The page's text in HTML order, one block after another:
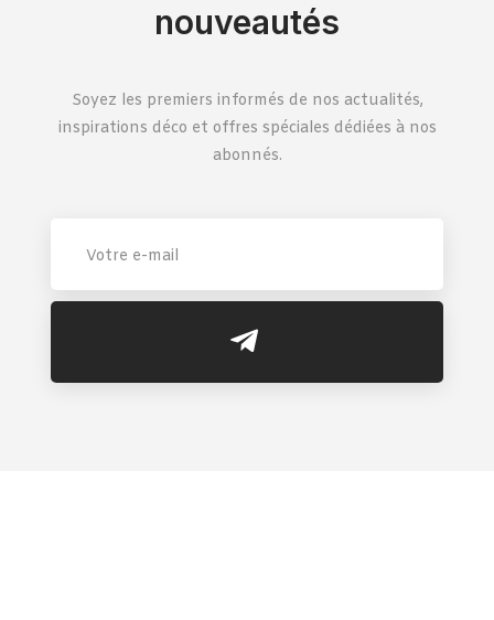
nouveautés
Soyez les premiers informés de nos actualités,
inspirations déco et offres spéciales dédiées à nos
abonnés.